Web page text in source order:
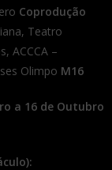
Coprodução
Teatro
ACCCA –
Olimpo M16
a 16 de Outubro